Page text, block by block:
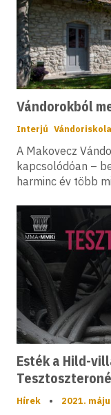
Vándorokból
Interjú Vándoriskola
A Makovecz
kapcsolódóan –
harminc év több
Esték a Hild-
Hírek • 2021.